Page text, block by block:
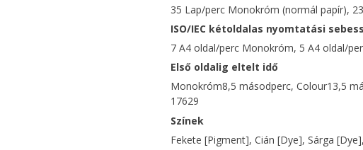
35 Lap/perc Monokróm (normál papír),
ISO/IEC kétoldalas nyomtatási
7 A4 oldal/perc Monokróm, 5 A4 oldal/
Első oldalig eltelt idő
Monokróm8,5 másodperc, Colour13,5
17629
Színek
Fekete [Pigment], Cián [Dye], Sárga